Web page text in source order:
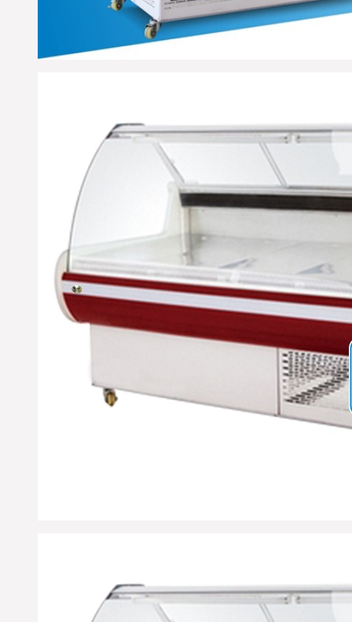
通，到货后优凯公司货运
将第一时间与您取得联
系，请您及时与我们工作
人员办理接货手续；远洋
65818103（合肥优凯制冷-
※ 广东佛山-方经理 您订购
的水果保鲜柜设备已经准
时检测合格打包发货，出
厂标准木框打包；物流公
司：德邦物流；单号：
18709572602；请您电话在
未来7日保持畅通及时查收
货物；详情咨询优凯发货
部：0551-65818103. （合肥
市优凯制冷-发货部）
※ 江苏无锡市-苏果超市采
时发出，出厂标准木框打
包；物流公司：百安物
流；单号：4529761860；
请您电话保持畅通在未来4
日及时查收；请配合厂部